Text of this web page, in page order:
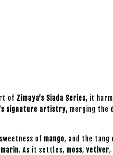
of Zimaya’s Siada Series, it
signature artistry, merging the
of mango, and the tang
. As it settles, moss, vetiver,